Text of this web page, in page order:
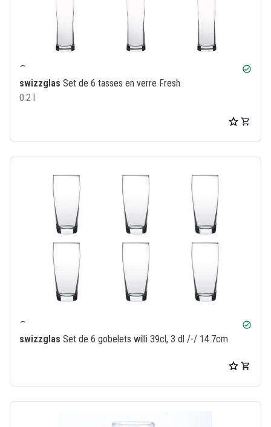
check_circle
swizzglas Set de 6 tasses en verre Fresh
0.2 l
check_circle
swizzglas Set de 6 gobelets willi 39cl, 3 dl /-/ 14.7cm